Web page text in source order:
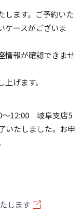
します。ご予約いた
ケースがございま
情報が確認できませ
げます。
～12:00 岐阜支店5
いたしました。お申
します